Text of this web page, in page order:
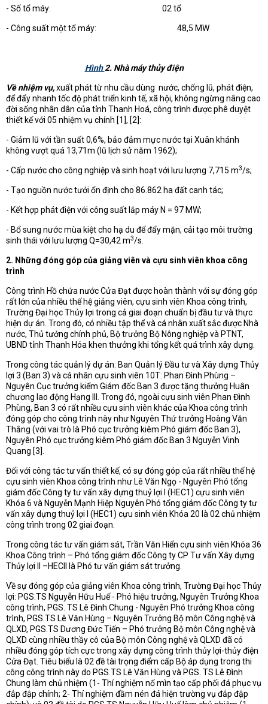
- Số tổ máy: 02 tổ
- Công suất một tổ máy: 48,5 MW
Hình2. Nhà máy thủy điện
Về nhiệm vụ,xuất phát từ nhu cầu dùng nước, chống lũ, phát điện,
để đẩy nhanh tốc độ phát triển kinh tế, xã hội, không ngừng nâng cao
đời sống nhân dân của tỉnh Thanh Hoá, công trình được phê duyệt
thiết kế với 05 nhiệm vụ chính [1], [2]:
- Giảm lũ với tần suất 0,6%, bảo đảm mực nước tại Xuân khánh
không vượt quá 13,71m (lũ lịch sử năm 1962);
- Cấp nước cho công nghiệp và sinh hoạt với lưu lượng 7,715 m3/s;
- Tạo nguồn nước tưới ổn định cho 86.862 ha đất canh tác;
- Kết hợp phát điện với công suất lắp máy N = 97 MW;
- Bổ sung nước mùa kiệt cho hạ du để đẩy mặn, cải tạo môi trường
sinh thái với lưu lượng Q=30,42 m3/s.
2. Những đóng góp của giảng viên và cựu sinh viên khoa công
trình
Công trình Hồ chứa nước Cửa Đạt được hoàn thành với sự đóng góp
rất lớn của nhiều thế hệ giảng viên, cựu sinh viên Khoa công trình,
Trường Đại học Thủy lợi trong cả giai đoạn chuẩn bị đầu tư và thực
hiện dự án. Trong đó, có nhiều tập thể và cá nhân xuất sắc được Nhà
nước, Thủ tướng chính phủ, Bộ trưởng Bộ Nông nghiệp và PTNT,
UBND tỉnh Thanh Hóa khen thưởng khi tổng kết quá trình xây dựng.
Trong công tác quản lý dự án: Ban Quản lý Đầu tư và Xây dựng Thủy
lợi 3 (Ban 3) và cá nhân cựu sinh viên 10T: Phan Đình Phùng –
Nguyên Cục trưởng kiểm Giám đốc Ban 3 được tặng thưởng Huân
chương lao động Hạng III. Trong đó, ngoài cựu sinh viên Phan Đình
Phùng, Ban 3 có rất nhiều cựu sinh viên khác của Khoa công trình
đóng góp cho công trình này như Nguyên Thứ trưởng Hoàng Văn
Thắng (với vai trò là Phó cục trưởng kiêm Phó giám đốc Ban 3),
Nguyên Phó cục trưởng kiêm Phó giám đốc Ban 3 Nguyễn Vinh
Quang [3].
Đối với công tác tư vấn thiết kế, có sự đóng góp của rất nhiều thế hệ
cựu sinh viên Khoa công trình như Lê Văn Ngọ - Nguyên Phó tổng
giám đốc Công ty tư vấn xây dựng thuỷ lợi I (HEC1) cựu sinh viên
Khóa 6 và Nguyễn Mạnh Hiệp Nguyên Phó tổng giám đốc Công ty tư
vấn xây dựng thuỷ lợi I (HEC1) cựu sinh viên Khóa 20 là 02 chủ nhiệm
công trình trong 02 giai đoạn.
Trong công tác tư vấn giám sát, Trần Văn Hiển cựu sinh viên Khóa 36
Khoa Công trình – Phó tổng giám đốc Công ty CP Tư vấn Xây dựng
Thủy lợi II –HECII là Phó tư vấn giám sát trưởng.
Về sự đóng góp của giảng viên Khoa công trình, Trường Đại học Thủy
lợi: PGS.TS Nguyễn Hữu Huế - Phó hiệu trưởng, Nguyên Trưởng Khoa
công trình, PGS. TS Lê Đình Chung - Nguyên Phó trưởng Khoa công
trình, PGS.TS Lê Văn Hùng – Nguyên Trưởng Bộ môn Công nghệ và
QLXD, PGS.TS Dương Đức Tiến – Phó trưởng Bộ môn Công nghệ và
QLXD cùng nhiều thầy cô của Bộ môn Công nghệ và QLXD đã có
nhiều đóng góp tích cực trong xây dựng công trình thủy lợi-thủy điện
Cửa Đạt. Tiêu biểu là 02 đề tài trọng điểm cấp Bộ áp dụng trong thi
công công trình này do PGS.TS Lê Văn Hùng và PGS. TS Lê Đình
Chung làm chủ nhiệm (1- Thí nghiệm nổ mìn tạo cấp phối đá phục vụ
đắp đập chính; 2- Thí nghiệm đầm nén đá hiện trường vụ đắp đập